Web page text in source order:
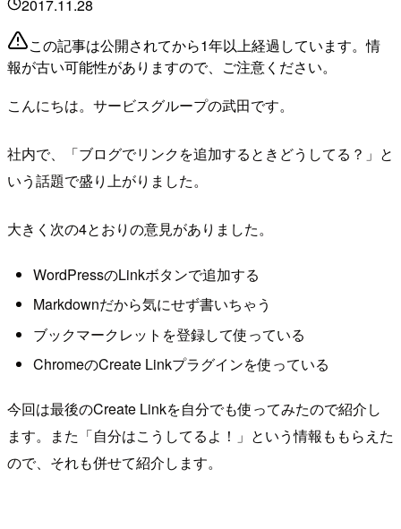
2017.11.28
この記事は公開されてから1年以上経過しています。情
報が古い可能性がありますので、ご注意ください。
こんにちは。サービスグループの武田です。
社内で、「ブログでリンクを追加するときどうしてる？」と
いう話題で盛り上がりました。
大きく次の4とおりの意見がありました。
WordPressのLinkボタンで追加する
Markdownだから気にせず書いちゃう
ブックマークレットを登録して使っている
ChromeのCreate Linkプラグインを使っている
今回は最後のCreate Linkを自分でも使ってみたので紹介し
ます。また「自分はこうしてるよ！」という情報ももらえた
ので、それも併せて紹介します。